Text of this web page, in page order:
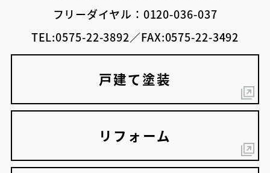
フリーダイヤル：0120-036-037
TEL:0575-22-3892／FAX:0575-22-3492
戸建て塗装
リフォーム